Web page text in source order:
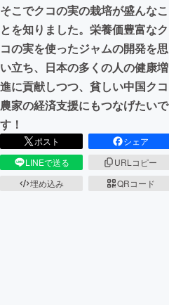
そこでクコの実の栽培が盛んなこ
とを知りました。栄養価豊富なク
コの実を使ったジャムの開発を思
い立ち、日本の多くの人の健康増
進に貢献しつつ、貧しい中国クコ
農家の経済支援にもつなげたいで
す！
ポスト
シェア
LINEで送る
URLコピー
埋め込み
QRコード